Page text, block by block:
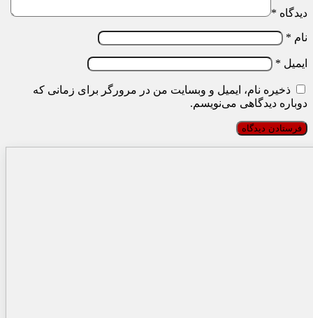
دیدگاه *
نام *
ایمیل *
ذخیره نام، ایمیل و وبسایت من در مرورگر برای زمانی که
دوباره دیدگاهی می‌نویسم.